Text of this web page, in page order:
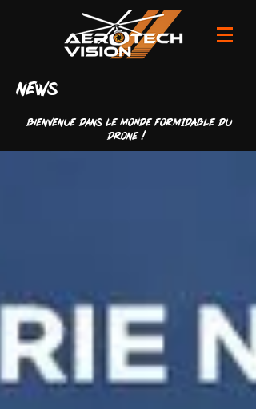
news
Bienvenue dans LE MONDE FORMIDABLE du
drone !